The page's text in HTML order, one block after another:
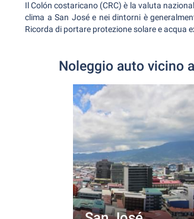
Il Colón costaricano (CRC) è la valuta
clima a San José e nei dintorni è
Ricorda di portare protezione solare e acqua
Noleggio auto vicino